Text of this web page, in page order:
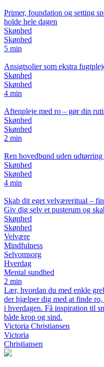
Primer, foundation og setting
holde hele dagen
Skønhed
Skønhed
5 min
Ansigtsolier som ekstra
Skønhed
Skønhed
4 min
Aftenpleje med ro – gør din
Skønhed
Skønhed
2 min
Ren hovedbund uden
Skønhed
Skønhed
4 min
Skab dit eget velværeritual –
Giv dig selv et pusterum og
Skønhed
Skønhed
Velvære
Mindfulness
Selvomsorg
Hverdag
Mental sundhed
2 min
Lær, hvordan du med enkle
der hjælper dig med at finde
i hverdagen. Få inspiration til
både krop og sind.
Victoria Christiansen
Victoria
Christiansen